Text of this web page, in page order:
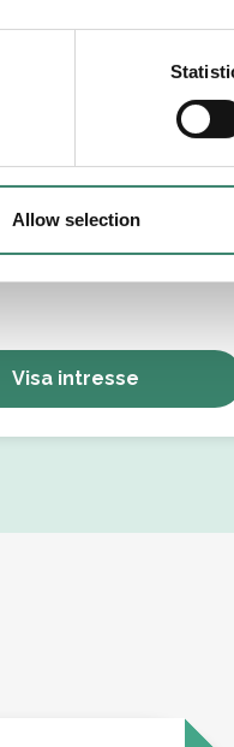
Allow selection
användarvillkoroch
Visa intresse